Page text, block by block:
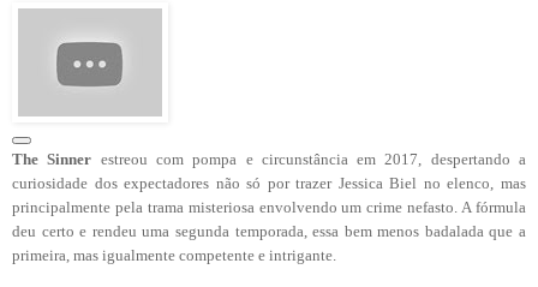
The Sinner estreou com pompa e circunstância em 2017, despertando a
curiosidade dos expectadores não só por trazer Jessica Biel no elenco, mas
principalmente pela trama misteriosa envolvendo um crime nefasto. A fórmula
deu certo e rendeu uma segunda temporada, essa bem menos badalada que a
primeira, mas igualmente competente e intrigante.